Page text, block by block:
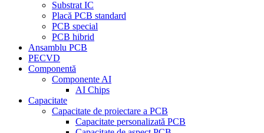
Substrat IC
Placă PCB standard
PCB special
PCB hibrid
Ansamblu PCB
PECVD
Componentă
Componente AI
AI Chips
Capacitate
Capacitate de proiectare a PCB
Capacitate personalizată PCB